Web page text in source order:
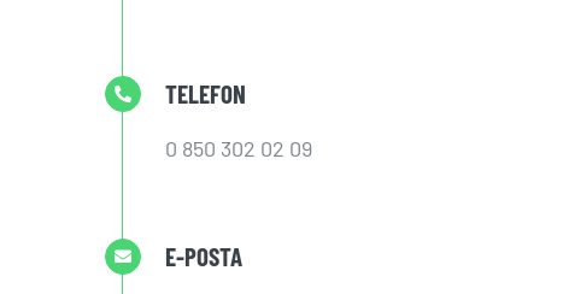
TELEFON
0 850 302 02 09
E-POSTA